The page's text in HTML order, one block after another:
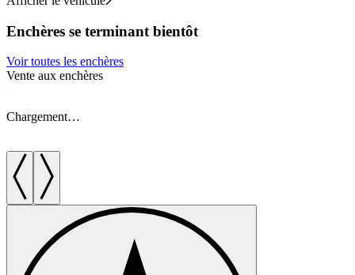
Enchères se terminant bientôt
Voir toutes les enchères
Vente aux enchères
Chargement…